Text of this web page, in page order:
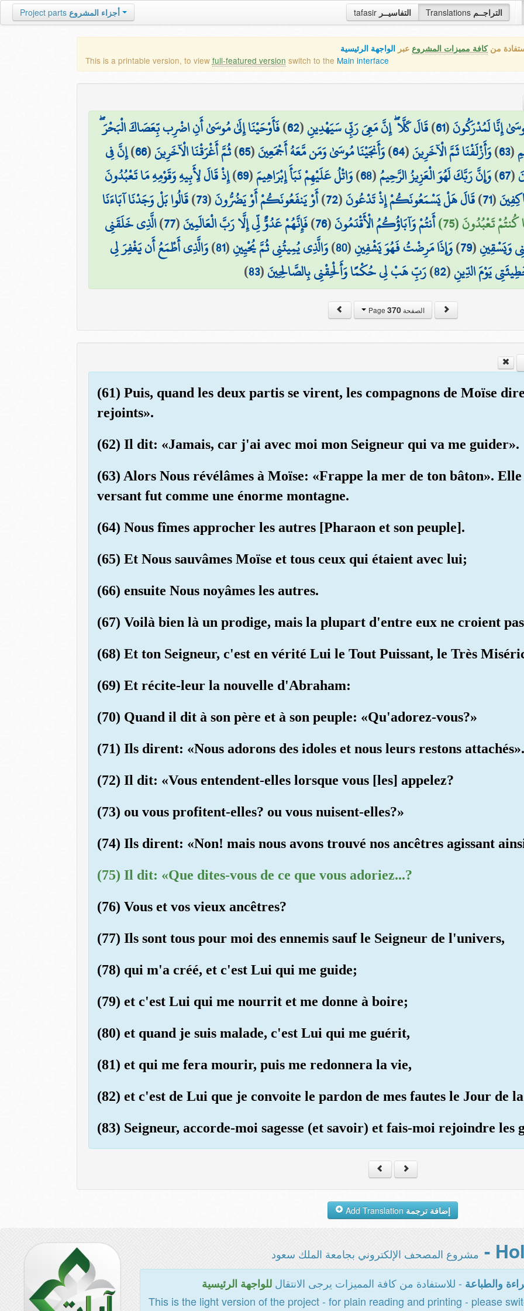
tafasir التفاسيــر Translations التراجــم Project parts أجزاء المشروع
منكافة مميزات المشروع عبر الواجهة الرئيسية
This is a printable version, to view full-featured version switch to the Main interface
إِنَّا لَمُدْرَكُونَ(
61
)قَالَ كَلَّا ۖ إِنَّ مَعِيَ رَبِّي سَيَهْدِينِ(
62
)فَأَوْحَيْنَا إِلَىٰ مُوسَىٰ أَنِ اضْرِب بِّعَصَاكَ الْبَحْرَ ۖ
(
63
)وَأَزْلَفْنَا ثَمَّ الْآخَرِينَ(
64
)وَأَنجَيْنَا مُوسَىٰ وَمَن مَّعَهُ أَجْمَعِينَ(
65
)ثُمَّ أَغْرَقْنَا الْآخَرِينَ(
66
)إِنَّ فِي
(
67
)وَإِنَّ رَبَّكَ لَهُوَ الْعَزِيزُ الرَّحِيمُ(
68
)وَاتْلُ عَلَيْهِمْ نَبَأَ إِبْرَاهِيمَ(
69
)إِذْ قَالَ لِأَبِيهِ وَقَوْمِهِ مَا تَعْبُدُونَ
(
71
)قَالَ هَلْ يَسْمَعُونَكُمْ إِذْ تَدْعُونَ(
72
)أَوْ يَنفَعُونَكُمْ أَوْ يَضُرُّونَ(
73
)قَالُوا بَلْ وَجَدْنَا آبَاءَنَا
تَعْبُدُونَ (75)
أَنتُمْ وَآبَاؤُكُمُ الْأَقْدَمُونَ(
76
)فَإِنَّهُمْ عَدُوٌّ لِّي إِلَّا رَبَّ الْعَالَمِينَ(
77
)الَّذِي خَلَقَنِي
وَيَسْقِينِ(
79
)وَإِذَا مَرِضْتُ فَهُوَ يَشْفِينِ(
80
)وَالَّذِي يُمِيتُنِي ثُمَّ يُحْيِينِ(
81
)وَالَّذِي أَطْمَعُ أَن يَغْفِرَ لِي
يَوْمَ الدِّينِ(
82
)رَبِّ هَبْ لِي حُكْمًا وَأَلْحِقْنِي بِالصَّالِحِينَ(
83
)
الصفحة Page370
(61) Puis, quand les deux partis se virent, les compagnons de Moïse
rejoints».
(62) Il dit: «Jamais, car j'ai avec moi mon Seigneur qui va me guider».
(63) Alors Nous révélâmes à Moïse: «Frappe la mer de ton bâton».
versant fut comme une énorme montagne.
(64) Nous fîmes approcher les autres [Pharaon et son peuple].
(65) Et Nous sauvâmes Moïse et tous ceux qui étaient avec lui;
(66) ensuite Nous noyâmes les autres.
(67) Voilà bien là un prodige, mais la plupart d'entre eux ne croient
(68) Et ton Seigneur, c'est en vérité Lui le Tout Puissant, le Très
(69) Et récite-leur la nouvelle d'Abraham:
(70) Quand il dit à son père et à son peuple: «Qu'adorez-vous?»
(71) Ils dirent: «Nous adorons des idoles et nous leurs restons attachés».
(72) Il dit: «Vous entendent-elles lorsque vous [les] appelez?
(73) ou vous profitent-elles? ou vous nuisent-elles?»
(74) Ils dirent: «Non! mais nous avons trouvé nos ancêtres agissant
(75) Il dit: «Que dites-vous de ce que vous adoriez...?
(76) Vous et vos vieux ancêtres?
(77) Ils sont tous pour moi des ennemis sauf le Seigneur de l'univers,
(78) qui m'a créé, et c'est Lui qui me guide;
(79) et c'est Lui qui me nourrit et me donne à boire;
(80) et quand je suis malade, c'est Lui qui me guérit,
(81) et qui me fera mourir, puis me redonnera la vie,
(82) et c'est de Lui que je convoite le pardon de mes fautes le Jour de
(83) Seigneur, accorde-moi sagesse (et savoir) et fais-moi rejoindre les
إضافة ترجمة
مشروع المصحف الإلكتروني بجامعة الملك سعود
والطباعة - للاستفادة من كافة المميزات يرجى الانتقالللواجهة الرئيسية
This is the light version of the project - for plain reading and printing - please